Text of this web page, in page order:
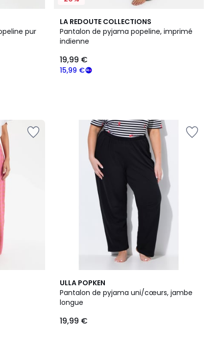
pur
LA REDOUTE COLLECTIONS
Pantalon de pyjama popeline, imprimé
indienne
15,99 €
19,99 €
ULLA POPKEN
Pantalon de pyjama uni/cœurs, jambe
longue
19,99 €
5
/
5
2
Couleurs